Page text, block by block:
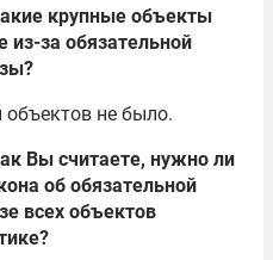
крупные объекты
из-за обязательной
объектов не было.
Вы считаете, нужно ли
об обязательной
всех объектов